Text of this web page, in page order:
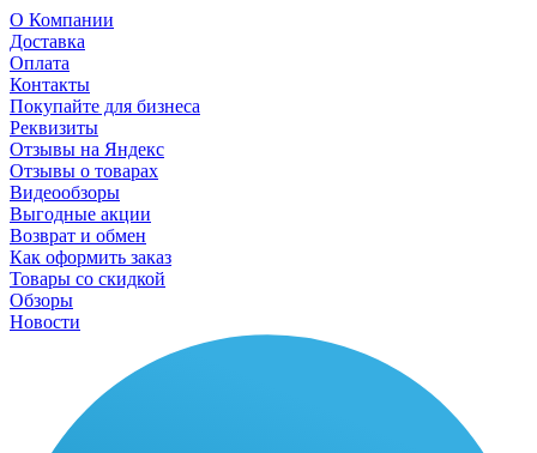
О Компании
Доставка
Оплата
Контакты
Покупайте для бизнеса
Реквизиты
Отзывы на Яндекс
Отзывы о товарах
Видеообзоры
Выгодные акции
Возврат и обмен
Как оформить заказ
Товары со скидкой
Обзоры
Новости